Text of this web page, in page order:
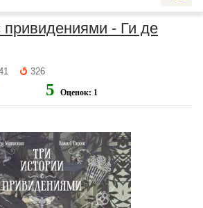
привидениями - Ги де
326
5 Оценок: 1